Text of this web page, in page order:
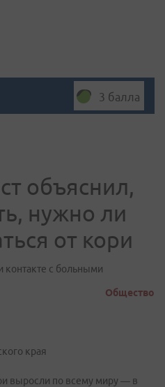
3 балла
объяснил,
нужно ли
от кори
контакте с больными
Общество
края
выросли по всему миру — в